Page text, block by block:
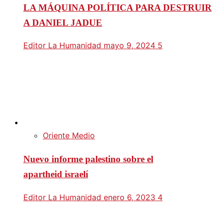
LA MÁQUINA POLÍTICA PARA DESTRUIR
A DANIEL JADUE
Editor La Humanidad mayo 9, 2024 5
Oriente Medio
Nuevo informe palestino sobre el
apartheid israelí
Editor La Humanidad enero 6, 2023 4